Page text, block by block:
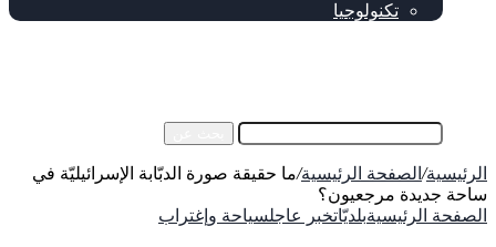
تكنولوجيا
الرئيسية/ الصفحة الرئيسية/ما حقيقة صورة الدبّابة الإسرائيليّة في
ساحة جديدة مرجعيون؟
الصفحة الرئيسيةبلديّاتخبر عاجلسياحة وإغتراب